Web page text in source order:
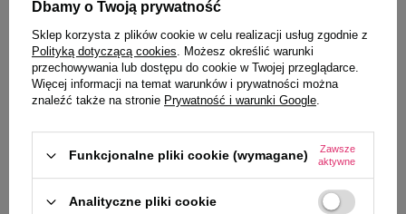
Wybrane specjalnie dla
Ciebie i Twojego czworonoga
Ekstrudat dla szynszyli i
1,75kg
Pokarm dla szynszyli Vitapol
Dbamy o Twoją prywatność
Sklep korzysta z plików cookie w celu realizacji usług zgodnie z
Polityką dotyczącą cookies. Możesz określić warunki
przechowywania lub dostępu do cookie w Twojej przeglądarce.
Więcej informacji na temat warunków i prywatności można
znaleźć także na stronie Prywatność i warunki Google.
Funkcjonalne pliki cookie (wymagane)
Zawsze
aktywne
Analityczne pliki cookie